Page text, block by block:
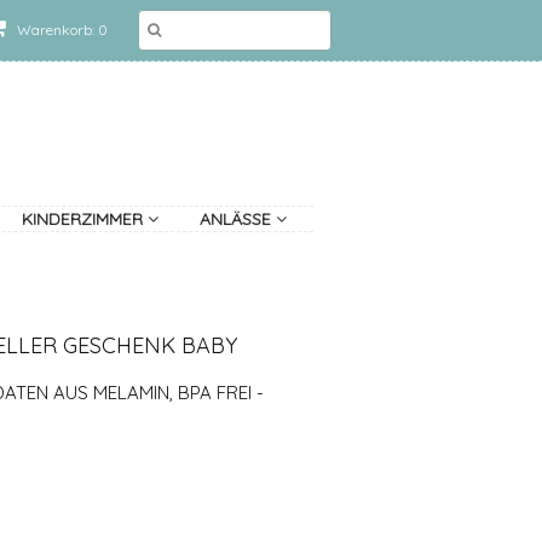
Warenkorb: 0
KINDERZIMMER ANLÄSSE
GESCHENK BABY
AUS MELAMIN, BPA FREI -